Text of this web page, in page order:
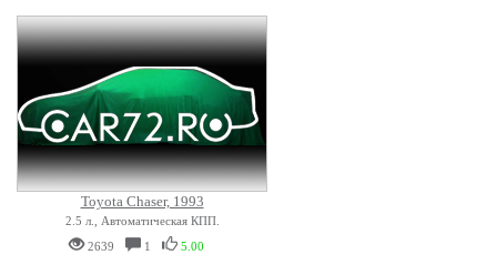
Toyota Chaser, 1993
2.5 л., Автоматическая КПП.
2639
1 5.00